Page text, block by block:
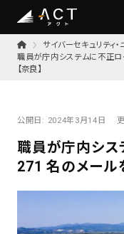
サイバーセキュリティ・
職員が庁内システムに不正
【奈良】
公開日: 2024年3月14日
職員が庁内シ
271 名のメール